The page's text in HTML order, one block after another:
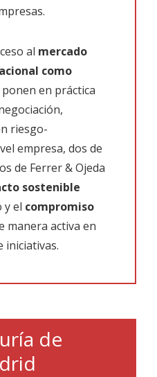
al mercado
como
ponen en práctica
riesgo-
empresa, dos de
de Ferrer & Ojeda
sostenible
y el compromiso
manera activa en
iniciativas.
de